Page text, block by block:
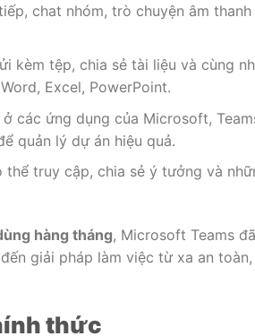
chat nhóm, trò chuyện âm
kèm tệp, chia sẻ tài liệu và cùng
Excel, PowerPoint.
các ứng dụng của Microsoft,
quản lý dự án hiệu quả.
thể truy cập, chia sẻ ý tưởng và
hàng tháng, Microsoft Teams
giải pháp làm việc từ xa an
thức